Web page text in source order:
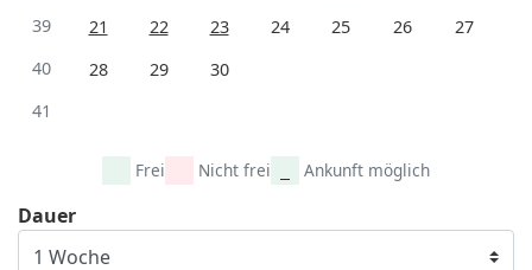
39
21 22 23 24 25 26
27
40
28 29
30
41
Frei Nicht frei Ankunft möglich
Dauer